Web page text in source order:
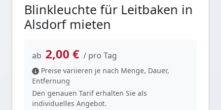
Blinkleuchte für Leitbaken in
Alsdorf mieten
ab 2,00 € / pro Tag
Preise variieren je nach Menge, Dauer,
Entfernung
Den genauen Tarif erhalten Sie als
individuelles Angebot.